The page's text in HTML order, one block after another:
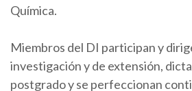
Química.
Miembros del DI participan y
investigación y de extensión,
postgrado y se perfeccionan